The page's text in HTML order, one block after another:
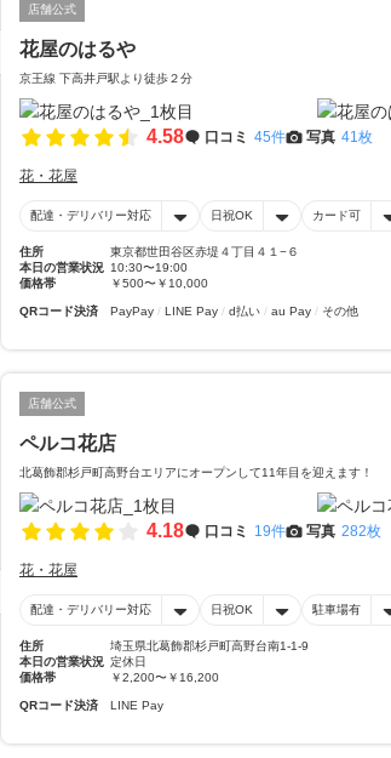
店舗公式
花屋のはるや
京王線 下高井戸駅より徒歩２分
4.58 口コミ 45件 写真 41枚
花・花屋
配達・デリバリー対応 日祝OK カード可
住所
東京都世田谷区赤堤４丁目４１−６
本日の営業状況 10:30〜19:00
価格帯
￥500〜￥10,000
QRコード決済 PayPay LINE Pay d払い au Pay その他
店舗公式
ペルコ花店
北葛飾郡杉戸町高野台エリアにオープンして11年目を迎えます！
4.18 口コミ 19件 写真 282枚
花・花屋
配達・デリバリー対応 日祝OK 駐車場有
住所
埼玉県北葛飾郡杉戸町高野台南1-1-9
本日の営業状況 定休日
価格帯
￥2,200〜￥16,200
QRコード決済 LINE Pay